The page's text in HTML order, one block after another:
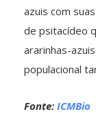
azuis com
de psitacídeo
ararinhas-
populacional
Fonte: ICMBio